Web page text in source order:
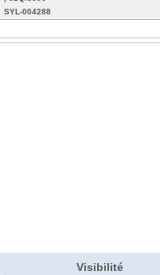
SYL-004288
Visibilité